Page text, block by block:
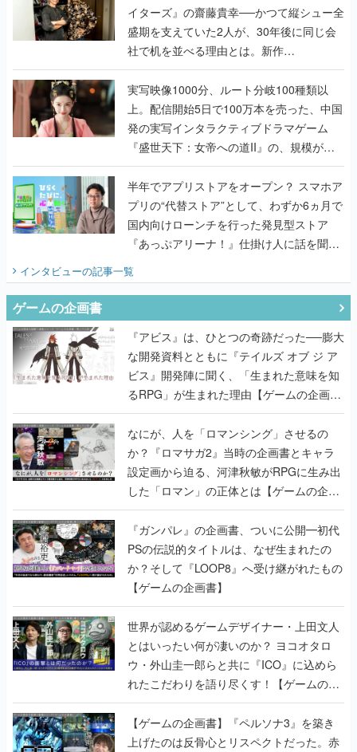
イターズ』の齋藤貴幸──かつて縦シュー全
盛期を支えていた2人が、30年後に同じ会
社で机を並べる理由とは。新作
『TATSUJIN EXTREME』で初タッグを組
んだレジェンド2人に訊く開発秘話
実写映像1000分、ルート分岐100種類以
上。配信開始5日で100万本を売った、中国
発の実写インタラクティブドラマゲーム
『盛世天下：女帝への道II』の、規模が違
うこだわりをプロデューサーに聞いた
半年でアプリストアをオープン？ スマホア
プリの“代替ストア”として、わずか6ヵ月で
国内向けローンチを行った発見型ストア
『あっぷアリーナ！』仕掛け人に話を聞い
てみた
インタビューの記事一覧
ゲームの企画書
『アビス』は、ひとつの奇跡だった──膨大
な開発資料とともに『テイルズ オブ ジ ア
ビス』開発陣に聞く、「生まれた意味を知
るRPG」が生まれた理由【ゲームの企画
書】
なにが、人を「ロマンシング」させるの
か？『ロマサガ2』当時の企画書とキャラ
設定画から迫る、河津秋敏がRPGに生み出
した「ロマン」の正体とは【ゲームの企画
書】
『ガンパレ』の企画書、ついに公開━初代
PSの伝説的タイトルは、なぜ生まれたの
か？そして『LOOP8』へ受け継がれたもの
【ゲームの企画書】
世界が認めるゲームデザイナー・上田文人
とはいったい何が凄いのか？ ヨコオタロ
ウ・外山圭一郎らと共に『ICO』に込めら
れたこだわりを語り尽くす！【ゲームの企
画書】
【ゲームの企画書】『ペルソナ3』を築き
上げたのは反骨心とリスペクトだった。赤